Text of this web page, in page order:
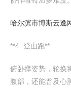
哈尔滨市博斯云逸
**4. 登山跑**
俯卧撑姿势，轮换
腹部，还能普及心